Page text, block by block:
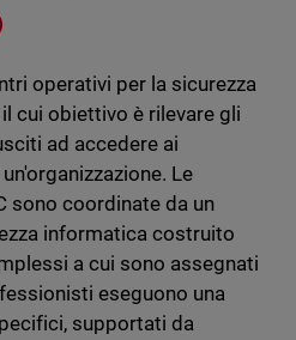
X
Share on Reddit
operativi per la sicurezza
cui obiettivo è rilevare gli
ad accedere ai
Le
sono coordinate da un
informatica costruito
a cui sono assegnati
eseguono una
supportati da